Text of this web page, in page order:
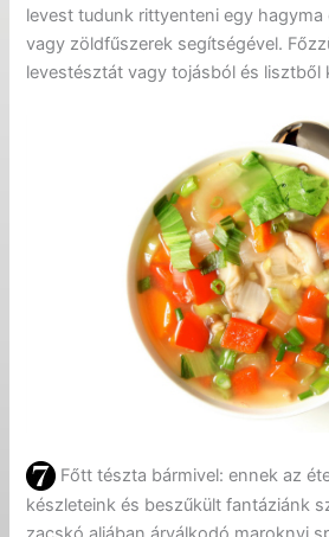
levest tudunk rittyenteni egy hagyma
vagy zöldfűszerek segítségével.
levestésztát vagy tojásból és lisztből
Főtt tészta bármivel: ennek az
készleteink és beszűkült fantáziánk